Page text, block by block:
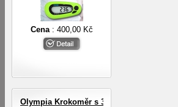
Cena : 400,00 Kč
Olympia Krokoměr s 3-D digit.senzorem